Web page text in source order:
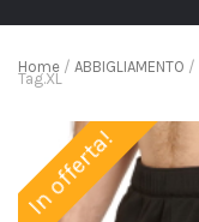
Home / ABBIGLIAMENTO /
Tag.XL
In offerta!